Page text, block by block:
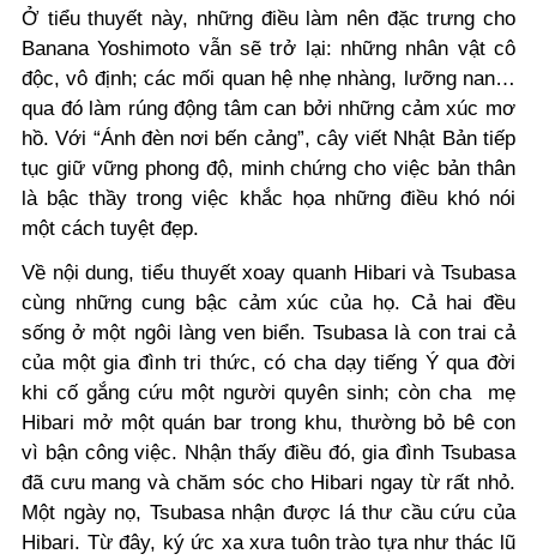
Ở tiểu thuyết này, những điều làm nên đặc trưng cho
Banana Yoshimoto vẫn sẽ trở lại: những nhân vật cô
độc, vô định; các mối quan hệ nhẹ nhàng, lưỡng nan…
qua đó làm rúng động tâm can bởi những cảm xúc mơ
hồ. Với “Ánh đèn nơi bến cảng”, cây viết Nhật Bản tiếp
tục giữ vững phong độ, minh chứng cho việc bản thân
là bậc thầy trong việc khắc họa những điều khó nói
một cách tuyệt đẹp.
Về nội dung, tiểu thuyết xoay quanh Hibari và Tsubasa
cùng những cung bậc cảm xúc của họ. Cả hai đều
sống ở một ngôi làng ven biển. Tsubasa là con trai cả
của một gia đình tri thức, có cha dạy tiếng Ý qua đời
khi cố gắng cứu một người quyên sinh; còn cha mẹ
Hibari mở một quán bar trong khu, thường bỏ bê con
vì bận công việc. Nhận thấy điều đó, gia đình Tsubasa
đã cưu mang và chăm sóc cho Hibari ngay từ rất nhỏ.
Một ngày nọ, Tsubasa nhận được lá thư cầu cứu của
Hibari. Từ đây, ký ức xa xưa tuôn trào tựa như thác lũ